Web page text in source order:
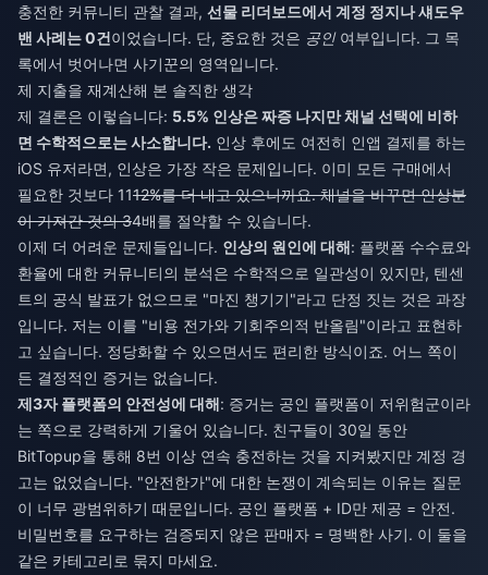
충전한 커뮤니티 관찰 결과, 선물 리더보드에서 계정 정지나 섀도우
밴 사례는 0건이었습니다. 단, 중요한 것은 공인여부입니다. 그 목
록에서 벗어나면 사기꾼의 영역입니다.
제 지출을 재계산해 본 솔직한 생각
제 결론은 이렇습니다: 5.5% 인상은 짜증 나지만 채널 선택에 비하
면 수학적으로는 사소합니다. 인상 후에도 여전히 인앱 결제를 하는
iOS 유저라면, 인상은 가장 작은 문제입니다. 이미 모든 구매에서
필요한 것보다 1112%를 더 내고 있으니까요. 채널을 바꾸면 인상분
이 가져간 것의 34배를 절약할 수 있습니다.
이제 더 어려운 문제들입니다. 인상의 원인에 대해: 플랫폼 수수료와
환율에 대한 커뮤니티의 분석은 수학적으로 일관성이 있지만, 텐센
트의 공식 발표가 없으므로 "마진 챙기기"라고 단정 짓는 것은 과장
입니다. 저는 이를 "비용 전가와 기회주의적 반올림"이라고 표현하
고 싶습니다. 정당화할 수 있으면서도 편리한 방식이죠. 어느 쪽이
든 결정적인 증거는 없습니다.
제3자 플랫폼의 안전성에 대해: 증거는 공인 플랫폼이 저위험군이라
는 쪽으로 강력하게 기울어 있습니다. 친구들이 30일 동안
BitTopup을 통해 8번 이상 연속 충전하는 것을 지켜봤지만 계정 경
고는 없었습니다. "안전한가"에 대한 논쟁이 계속되는 이유는 질문
이 너무 광범위하기 때문입니다. 공인 플랫폼 + ID만 제공 = 안전.
비밀번호를 요구하는 검증되지 않은 판매자 = 명백한 사기. 이 둘을
같은 카테고리로 묶지 마세요.